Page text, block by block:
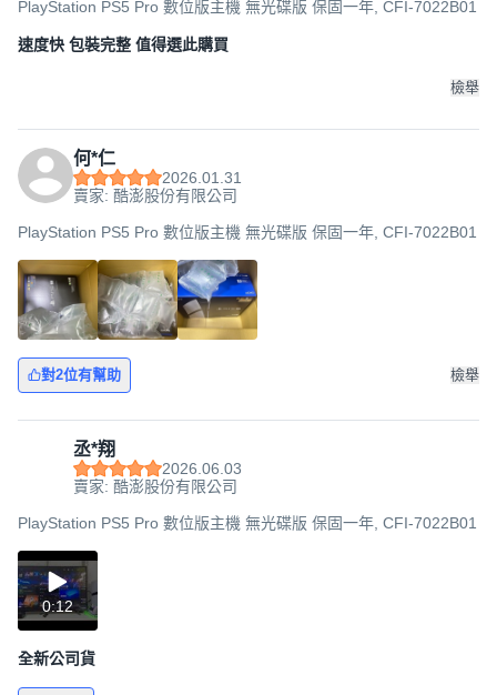
PlayStation PS5 Pro 數位版主機 無光碟版 保固一年, CFI-7022B01
速度快 包裝完整 值得選此購買
檢舉
何*仁
2026.01.31
賣家: 酷澎股份有限公司
PlayStation PS5 Pro 數位版主機 無光碟版 保固一年, CFI-7022B01
對2位有幫助 檢舉
丞*翔
2026.06.03
賣家: 酷澎股份有限公司
PlayStation PS5 Pro 數位版主機 無光碟版 保固一年, CFI-7022B01
0:12
全新公司貨